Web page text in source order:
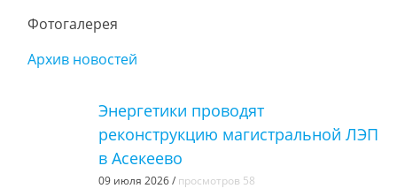
Фотогалерея
Архив новостей
Энергетики проводят
реконструкцию магистральной ЛЭП
в Асекеево
09 июля 2026 / просмотров 58